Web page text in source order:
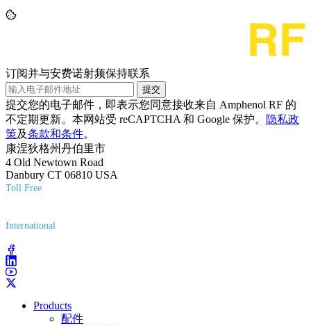
订阅并与安费诺射频保持联系
提交
提交您的电子邮件，即表示您同意接收来自 Amphenol RF 的
不定期更新。本网站受 reCAPTCHA 和 Google 保护。
隐私政
策及条款和条件。
康涅狄格州丹伯里市
4 Old Newtown Road
Danbury CT 06810 USA
Toll Free
International
Products
配件